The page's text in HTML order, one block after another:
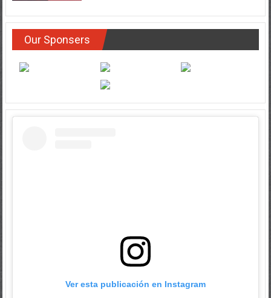
Our Sponsers
Ver esta publicación en Instagram